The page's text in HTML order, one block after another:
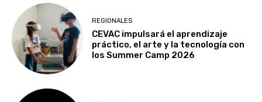
REGIONALES
CEVAC impulsará el aprendizaje
práctico, el arte y la tecnología con
los Summer Camp 2026